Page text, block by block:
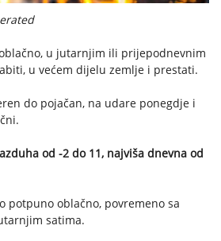
u jutarnjim ili prijepodnevnim
u većem dijelu zemlje i prestati.
do pojačan, na udare ponegdje i
od -2 do 11, najviša dnevna od
potpuno oblačno, povremeno sa
satima.